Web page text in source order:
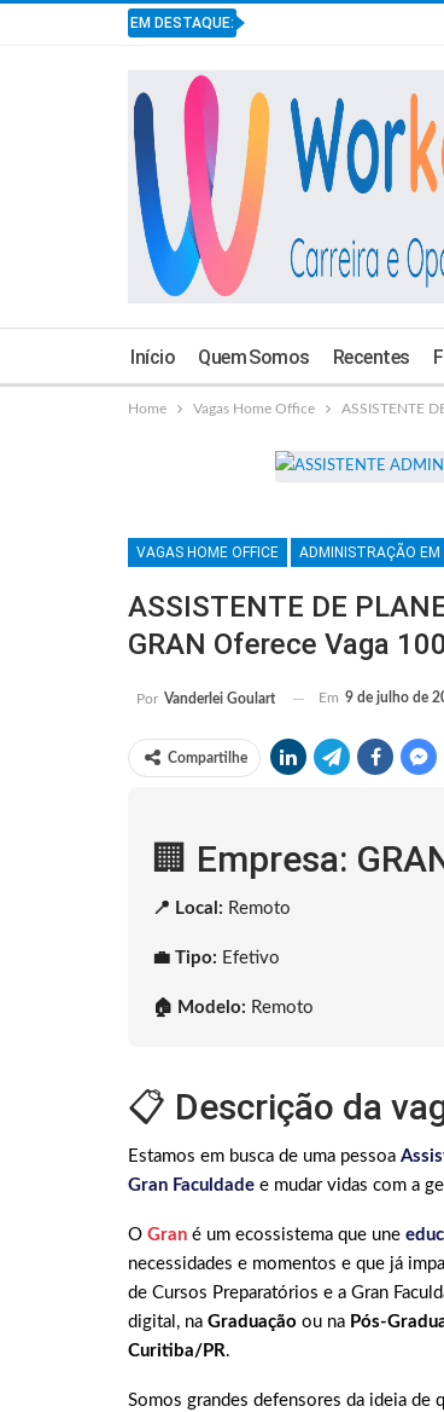
EM DESTAQUE:
Início Quem Somos Recentes
Home Vagas Home Office ASSISTENTE
VAGAS HOME OFFICE
ASSISTENTE DE
GRAN Oferece Vaga
Por Vanderlei Goulart Em 9 de julho de
Compartilhe
🏢 Empresa:
📍 Local: Remoto
💼 Tipo: Efetivo
🏠 Modelo: Remoto
📋 Descrição da
Estamos em busca de uma pessoa
Gran Faculdade e mudar vidas com a
O Gran é um ecossistema que une
necessidades e momentos e que já
de Cursos Preparatórios e a Gran
digital, na Graduação ou na Pós-
Curitiba/PR.
Somos grandes defensores da ideia de